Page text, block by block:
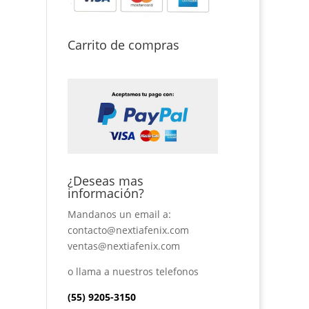
Carrito de compras
¿Deseas mas
información?
Mandanos un email a:
contacto@nextiafenix.com
ventas@nextiafenix.com
o llama a nuestros telefonos
(55) 9205-3150